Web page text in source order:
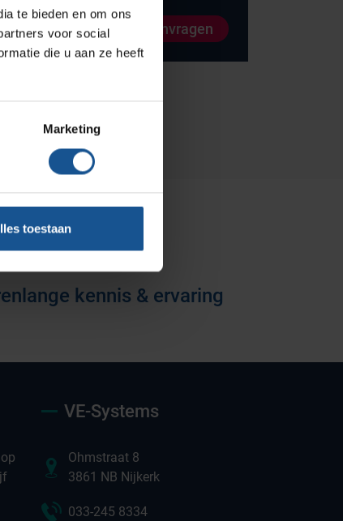
te bieden en om ons
voor social
die u aan ze heeft
Marketing
toestaan
Productblad aanvragen
kennis & ervaring
VE-Systems
Ohmstraat 8
3861 NB Nijkerk
033-245 8334
BINBIN
VE-Systems
Contact
Ons team
Klantcases